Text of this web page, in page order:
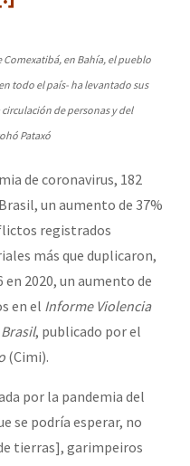
no Estado Espanhol
Nossas lutas pela
Comexatibá, en Bahía, el pueblo
todo el país- ha levantado sus
de personas y del
Pataxó
de coronavirus, 182
un aumento de 37%
registrados
más que duplicaron,
en 2020, un aumento de
en el Informe Violencia
, publicado por el
(Cimi).
por la pandemia del
se podría esperar, no
tierras], garimpeiros